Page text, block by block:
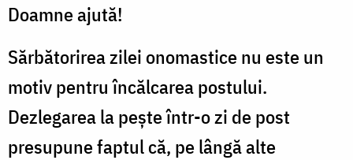
Doamne ajută!
Sărbătorirea zilei onomastice nu este un
motiv pentru încălcarea postului.
Dezlegarea la pește într-o zi de post
presupune faptul că, pe lângă alte